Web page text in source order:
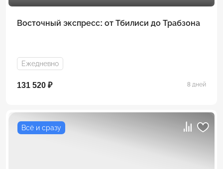
Восточный экспресс: от Тбилиси до Трабзона
Ежедневно
131 520 ₽ 8 дней
Всё и сразу